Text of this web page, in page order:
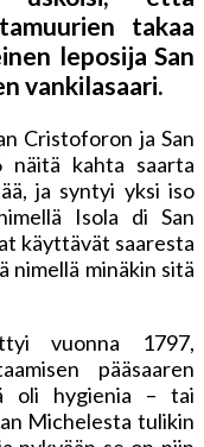
takaa
leposija San
vankilasaari.
Cristoforon ja San
näitä kahta saarta
ja syntyi yksi iso
Isola di San
käyttävät saaresta
nimellä minäkin sitä
vuonna 1797,
pääsaaren
oli hygienia – tai
Michelesta tulikin